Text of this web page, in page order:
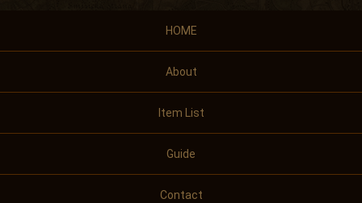
HOME
About
Item List
Guide
Contact